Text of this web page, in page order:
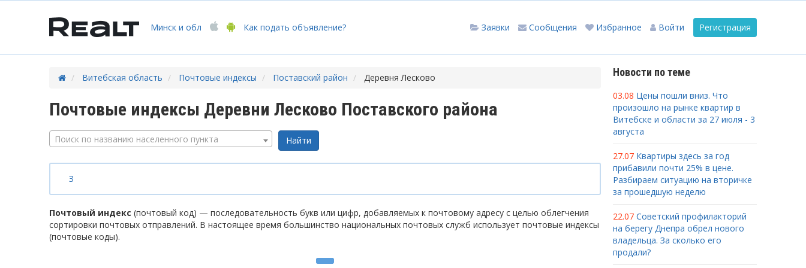
Минск и обл Как подать объявление? Регистрация
Войти
Избранное
Сообщения
Заявки
Витебская область Почтовые индексы Поставский район Деревня Лесково
Почтовые индексы Деревни Лесково Поставского района
Поиск по названию населенного пункта
З
Почтовый индекс (почтовый код) — последовательность букв или цифр, добавляемых к почтовому адресу с целью облегчения
сортировки почтовых отправлений. В настоящее время большинство национальных почтовых служб использует почтовые индексы
(почтовые коды).
Новости по теме
03.08 Цены пошли вниз. Что
произошло на рынке квартир в
Витебске и области за 27 июля - 3
августа
27.07 Квартиры здесь за год
прибавили почти 25% в цене.
Разбираем ситуацию на вторичке
за прошедшую неделю
22.07 Советский профилакторий
на берегу Днепра обрел нового
владельца. За сколько его
продали?